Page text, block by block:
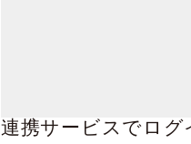
連携サービスでログ